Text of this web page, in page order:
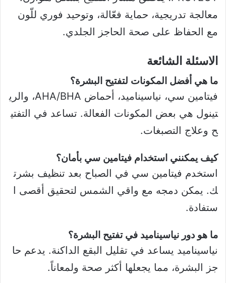
معالجة تدريجية، حماية فعّالة، وتوحيد فوري للّون
مع الحفاظ على صحة الحاجز الجلدي.
الاسئلة الشائعة
ما هي أفضل المكونات لتفتيح البشرة؟
فيتامين سي، نياسيناميد، أحماض AHA/BHA، والري
تينول هي بعض المكونات الفعالة. تساعد في التفتي
ح وعلاج التصبغات.
كيف يمكنني استخدام فيتامين سي بأمان؟
استخدم فيتامين سي في الصباح بعد تنظيف بشرت
ك. يمكن دمجه مع واقي الشمس لتحقيق أقصى ا
ستفادة.
ما هو دور نياسيناميد في تفتيح البشرة؟
نياسيناميد يساعد في تقليل البقع الداكنة. يدعم حا
جز البشرة، مما يجعلها أكثر صحة ولمعاناً.